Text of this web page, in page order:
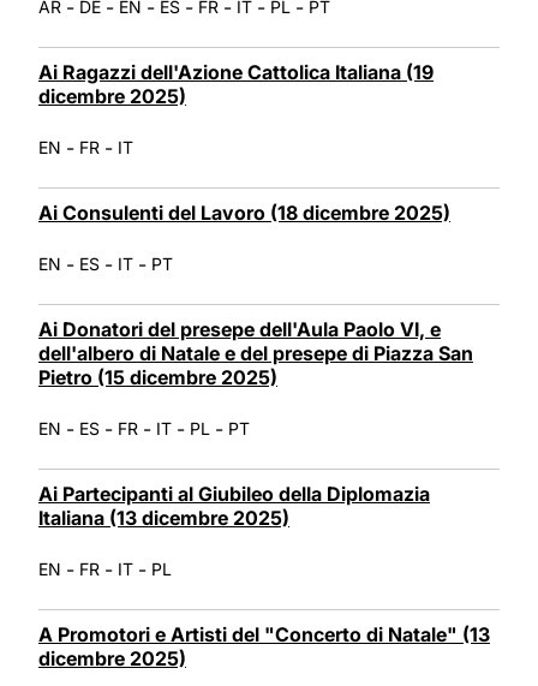
AR - DE - EN - ES - FR - IT - PL - PT
Ai Ragazzi dell'Azione Cattolica Italiana (19
dicembre 2025)
EN - FR - IT
Ai Consulenti del Lavoro (18 dicembre 2025)
EN - ES - IT - PT
Ai Donatori del presepe dell'Aula Paolo VI, e
dell'albero di Natale e del presepe di Piazza San
Pietro (15 dicembre 2025)
EN - ES - FR - IT - PL - PT
Ai Partecipanti al Giubileo della Diplomazia
Italiana (13 dicembre 2025)
EN - FR - IT - PL
A Promotori e Artisti del "Concerto di Natale" (13
dicembre 2025)